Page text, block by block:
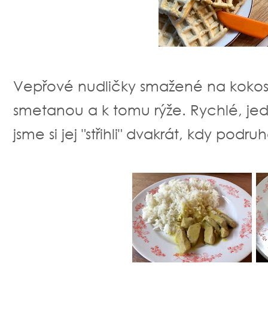
Vepřové nudličky smažené na
smetanou a k tomu rýže. Rychlé,
jsme si jej "střihli" dvakrát, kdy